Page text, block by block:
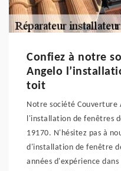
Confiez à notre
Angelo
toit
Notre société Couverture
l'installation de fenêtres
19170. N'hésitez pas à
d'installation de fenêtre
années d'expérience